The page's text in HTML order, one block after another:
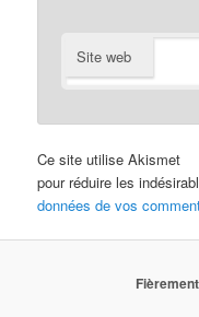
Site web
Ce site utilise Akismet
pour réduire les
données de vos